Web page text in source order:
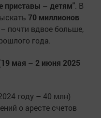
приставы – детям". В
70 миллионов
почти вдвое больше,
года.
мая – 2 июня 2025
году – 40 млн)
о аресте счетов